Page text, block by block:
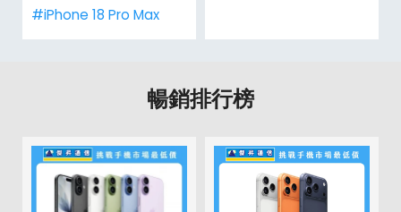
#iPhone 18 Pro Max
暢銷排行榜